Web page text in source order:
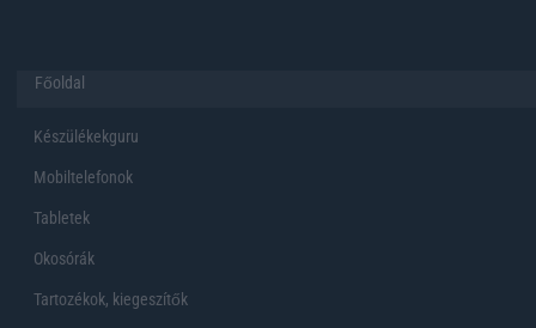
Főoldal
Készülékekguru
Mobiltelefonok
Tabletek
Okosórák
Tartozékok, kiegeszítők